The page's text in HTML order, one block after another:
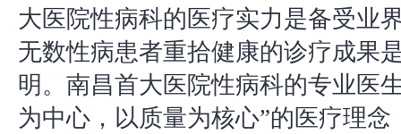
大医院性病科的医疗实力是备受业
无数性病患者重拾健康的诊疗成果
明。南昌首大医院性病科的专业医
为中心，以质量为核心”的医疗理念